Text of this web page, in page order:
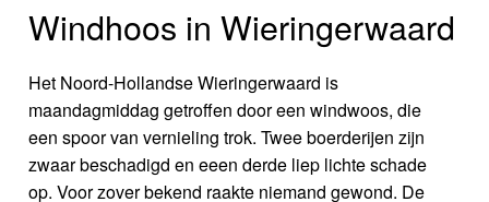
Windhoos in Wieringerwaard
Het Noord-Hollandse Wieringerwaard is
maandagmiddag getroffen door een windwoos, die
een spoor van vernieling trok. Twee boerderijen zijn
zwaar beschadigd en eeen derde liep lichte schade
op. Voor zover bekend raakte niemand gewond. De